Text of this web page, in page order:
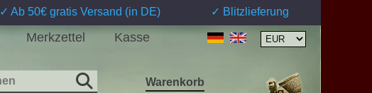
✓ Ab 50€ gratis Versand (in DE) ✓ Blitzlieferung
Merkzettel Kasse
Warenkorb